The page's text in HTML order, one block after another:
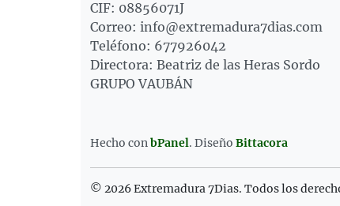
CIF: 08856071J
Correo: info@extremadura7dias.com
Teléfono: 677926042
Directora: Beatriz de las Heras Sordo
GRUPO VAUBÁN
Hecho con bPanel. Diseño Bittacora
© 2026 Extremadura 7Dias. Todos los